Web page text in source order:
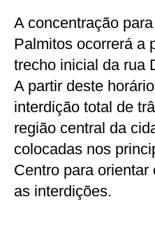
A concentração
Palmitos ocorrerá a
trecho inicial da rua
A partir deste
interdição total de
região central da
colocadas nos
Centro para
as interdições.